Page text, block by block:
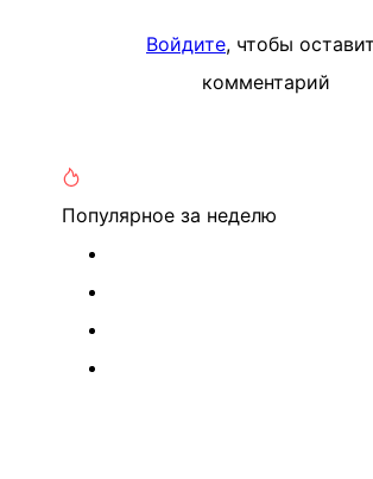
Войдите, чтобы
комментарий
Популярное за неделю